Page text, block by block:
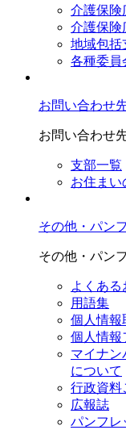
介護保険
介護保険
地域包括
各種委員
お問い合わせ
お問い合わせ
支部一覧
お住まい
その他・パン
その他・パン
よくあ
用語集
個人情報
個人情報
マイナン
について
行政資料
広報誌
パンフレ